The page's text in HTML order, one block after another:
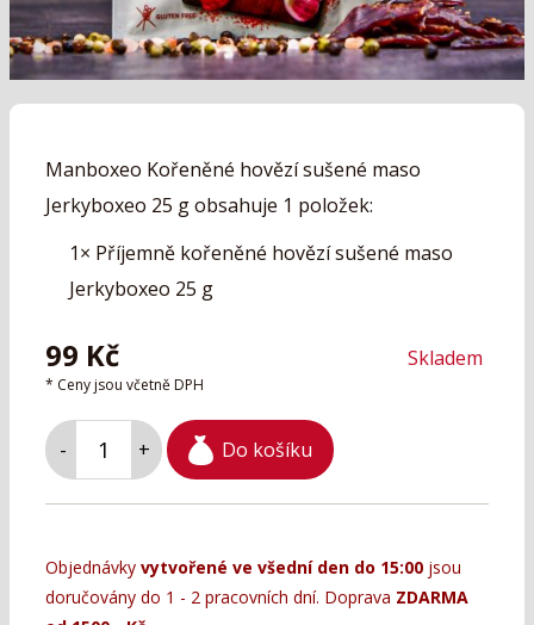
Manboxeo Kořeněné hovězí sušené maso
Jerkyboxeo 25 g obsahuje 1 položek:
1× Příjemně kořeněné hovězí sušené maso
Jerkyboxeo 25 g
99 Kč
* Ceny jsou včetně DPH
Skladem
- + Do košíku
Objednávky vytvořené ve všední den do 15:00 jsou
doručovány do 1 - 2 pracovních dní. Doprava ZDARMA